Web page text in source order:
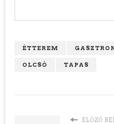
ÉTTEREM
OLCSÓ TAPAS
ELŐZŐ